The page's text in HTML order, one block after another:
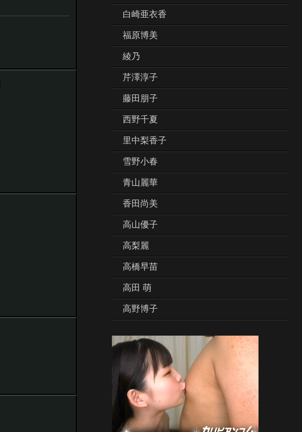
白崎亜衣香
福原博美
綾乃
芹澤淳子
藤田朋子
西野千夏
里中梨香子
雪野小春
青山麗華
香田尚美
高山優子
高梨麗
高橋早苗
高田 萌
高野博子